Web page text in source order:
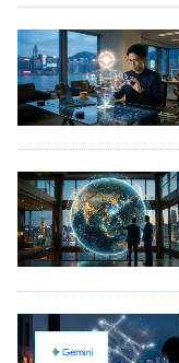
時
事
欄
訂
閱
區